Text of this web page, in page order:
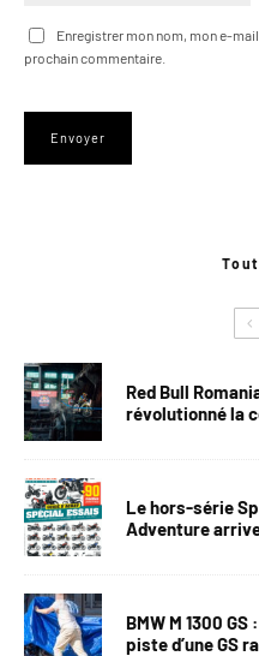
Enregistrer mon nom, mon e-
prochain commentaire.
Red Bull
révolutionné la
Le hors-série
Adventure
BMW M 1300
piste d’une GS